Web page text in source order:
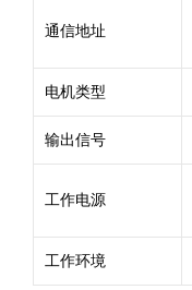
通信地址
电机类型
输出信号
工作电源
工作环境